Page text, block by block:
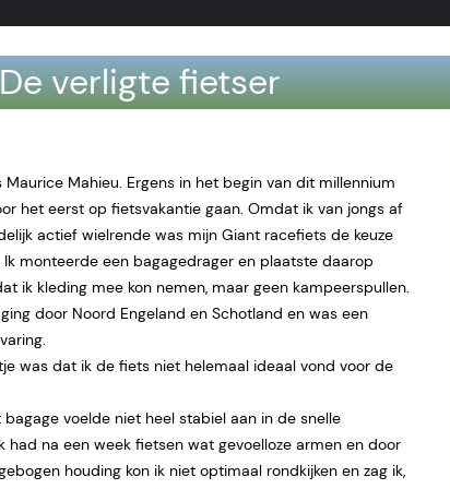
verligte fietser
Maurice Mahieu. Ergens in het begin van dit millennium
het eerst op fietsvakantie gaan. Omdat ik van jongs af
actief wielrende was mijn Giant racefiets de keuze
Ik monteerde een bagagedrager en plaatste daarop
ik kleding mee kon nemen, maar geen kampeerspullen.
door Noord Engeland en Schotland en was een
was dat ik de fiets niet helemaal ideaal vond voor de
voelde niet heel stabiel aan in de snelle
had na een week fietsen wat gevoelloze armen en door
houding kon ik niet optimaal rondkijken en zag ik,